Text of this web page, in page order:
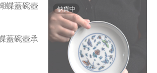
蓋碗壺承
缺貨中